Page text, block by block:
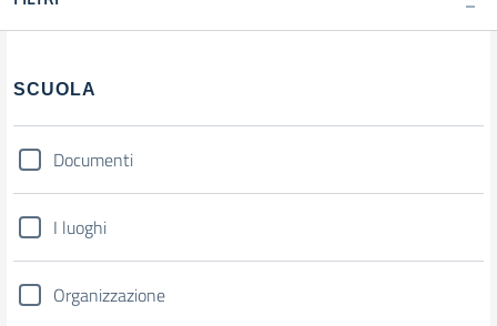
Filtri
SCUOLA
Documenti
I luoghi
Organizzazione